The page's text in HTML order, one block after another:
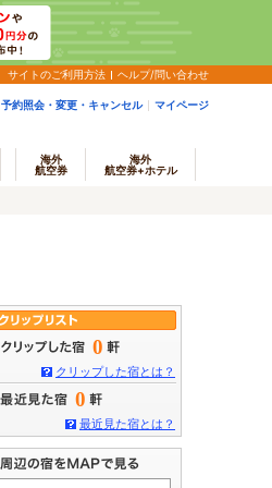
サイトのご利用方法 ヘルプ/問い合わせ
予約照会・変更・キャンセル マイページ
海外
航空券
海外
航空券+ホテル
0
クリップした宿とは？
0
最近見た宿とは？